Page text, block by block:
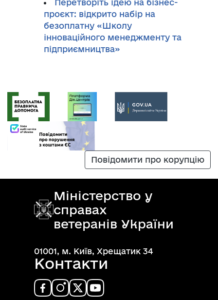
Перетворіть ідею на бізнес-
проєкт: відкрито набір на
безоплатну «Школу
інноваційного менеджменту та
підприємництва»
Повідомити про корупцію
Міністерство у
справах
ветеранів України
01001, м. Київ, Хрещатик 34
Контакти